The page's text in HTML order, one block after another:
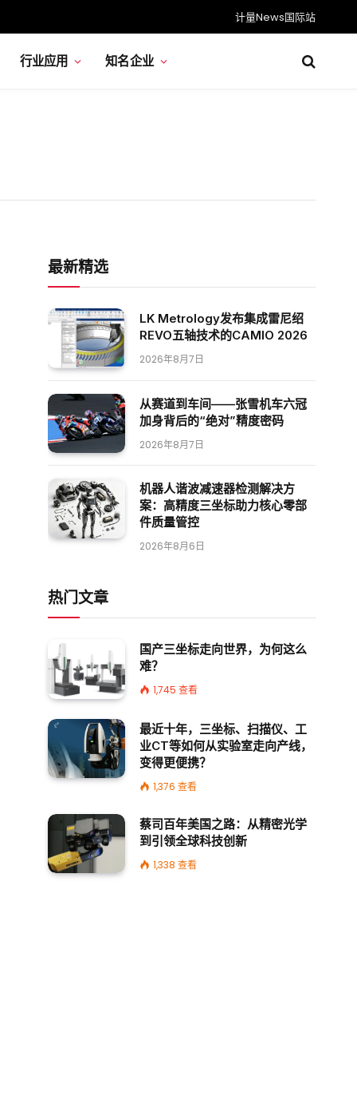
计量News国际站
行业应用 知名企业
最新精选
LK Metrology发布集成雷尼绍
REVO五轴技术的CAMIO 2026
2026年8月7日
从赛道到车间——张雪机车六冠
加身背后的“绝对”精度密码
2026年8月7日
机器人谐波减速器检测解决方
案：高精度三坐标助力核心零部
件质量管控
2026年8月6日
热门文章
国产三坐标走向世界，为何这么
难？
1,745 查看
最近十年，三坐标、扫描仪、工
业CT等如何从实验室走向产线，
变得更便携？
1,376 查看
蔡司百年美国之路：从精密光学
到引领全球科技创新
1,338 查看